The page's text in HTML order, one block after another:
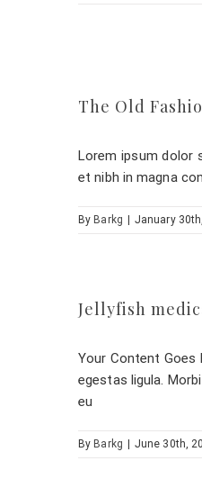
The Old
Lorem ipsum dolor
et nibh in magna
By Barkg January
Jellyfish
Your Content Goes
egestas ligula.
eu
By Barkg June 30th,